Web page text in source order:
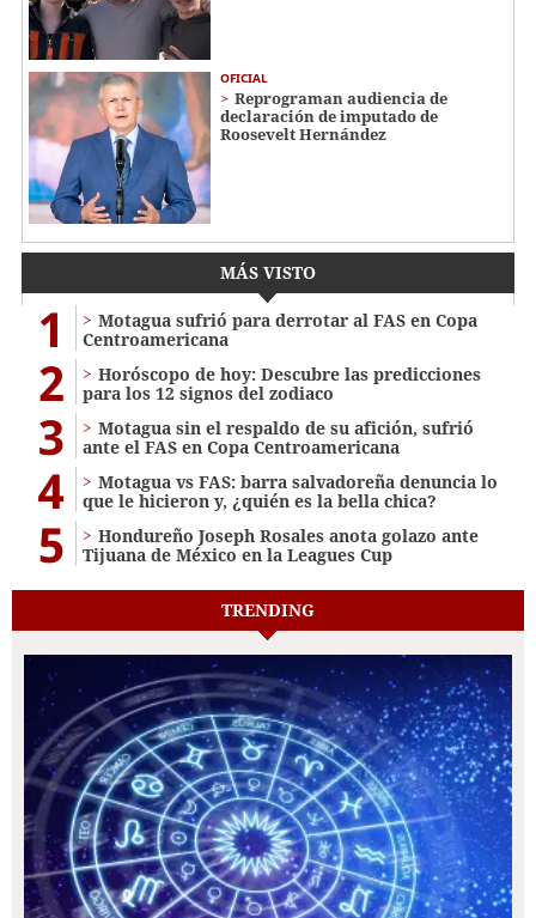
OFICIAL
Reprograman audiencia de
declaración de imputado de
Roosevelt Hernández
MÁS VISTO
1
Motagua sufrió para derrotar al FAS en Copa
Centroamericana
2
Horóscopo de hoy: Descubre las predicciones
para los 12 signos del zodiaco
3
Motagua sin el respaldo de su afición, sufrió
ante el FAS en Copa Centroamericana
4
Motagua vs FAS: barra salvadoreña denuncia lo
que le hicieron y, ¿quién es la bella chica?
5
Hondureño Joseph Rosales anota golazo ante
Tijuana de México en la Leagues Cup
TRENDING